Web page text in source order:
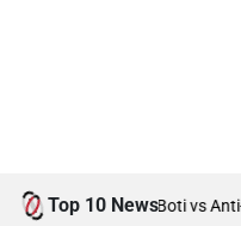
Top 10 News
Rumah Debat Boti vs